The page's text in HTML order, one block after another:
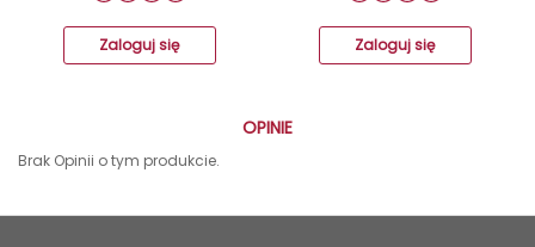
Zaloguj się Zaloguj się
OPINIE
Brak Opinii o tym produkcie.